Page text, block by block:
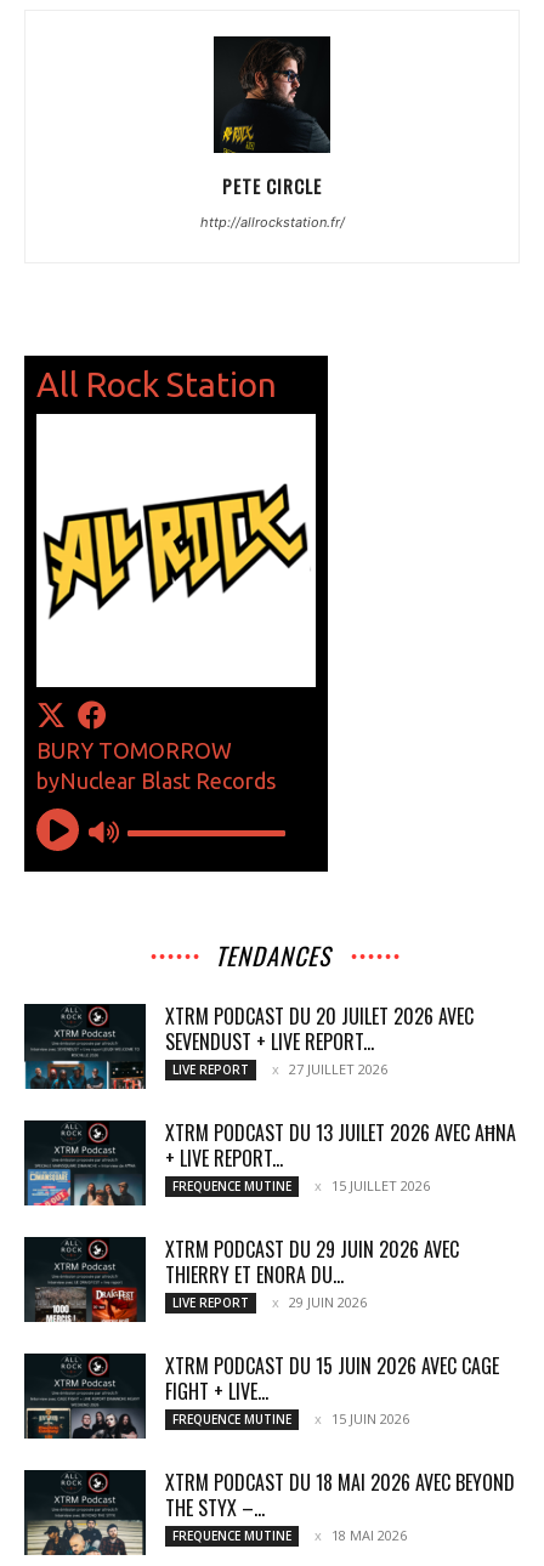
PETE CIRCLE
http://allrockstation.fr/
TENDANCES
XTRM PODCAST DU 20 JUILET 2026 AVEC
SEVENDUST + LIVE REPORT...
LIVE REPORT 27 JUILLET 2026
XTRM PODCAST DU 13 JUILET 2026 AVEC AĦNA
+ LIVE REPORT...
FREQUENCE MUTINE 15 JUILLET 2026
XTRM PODCAST DU 29 JUIN 2026 AVEC
THIERRY ET ENORA DU...
LIVE REPORT 29 JUIN 2026
XTRM PODCAST DU 15 JUIN 2026 AVEC CAGE
FIGHT + LIVE...
FREQUENCE MUTINE 15 JUIN 2026
XTRM PODCAST DU 18 MAI 2026 AVEC BEYOND
THE STYX –...
FREQUENCE MUTINE 18 MAI 2026